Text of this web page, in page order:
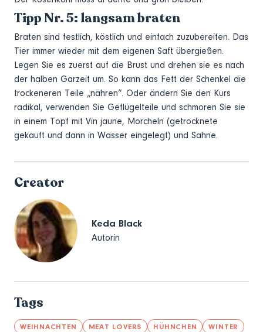
Tipp Nr. 5: langsam braten
Braten sind festlich, köstlich und einfach zuzubereiten. Das
Tier immer wieder mit dem eigenen Saft übergießen.
Legen Sie es zuerst auf die Brust und drehen sie es nach
der halben Garzeit um. So kann das Fett der Schenkel die
trockeneren Teile „nähren“. Oder ändern Sie den Kurs
radikal, verwenden Sie Geflügelteile und schmoren Sie sie
in einem Topf mit Vin jaune, Morcheln (getrocknete
gekauft und dann in Wasser eingelegt) und Sahne.
Creator
Keda Black
Autorin
Tags
WEIHNACHTEN MEAT LOVERS HÜHNCHEN WINTER